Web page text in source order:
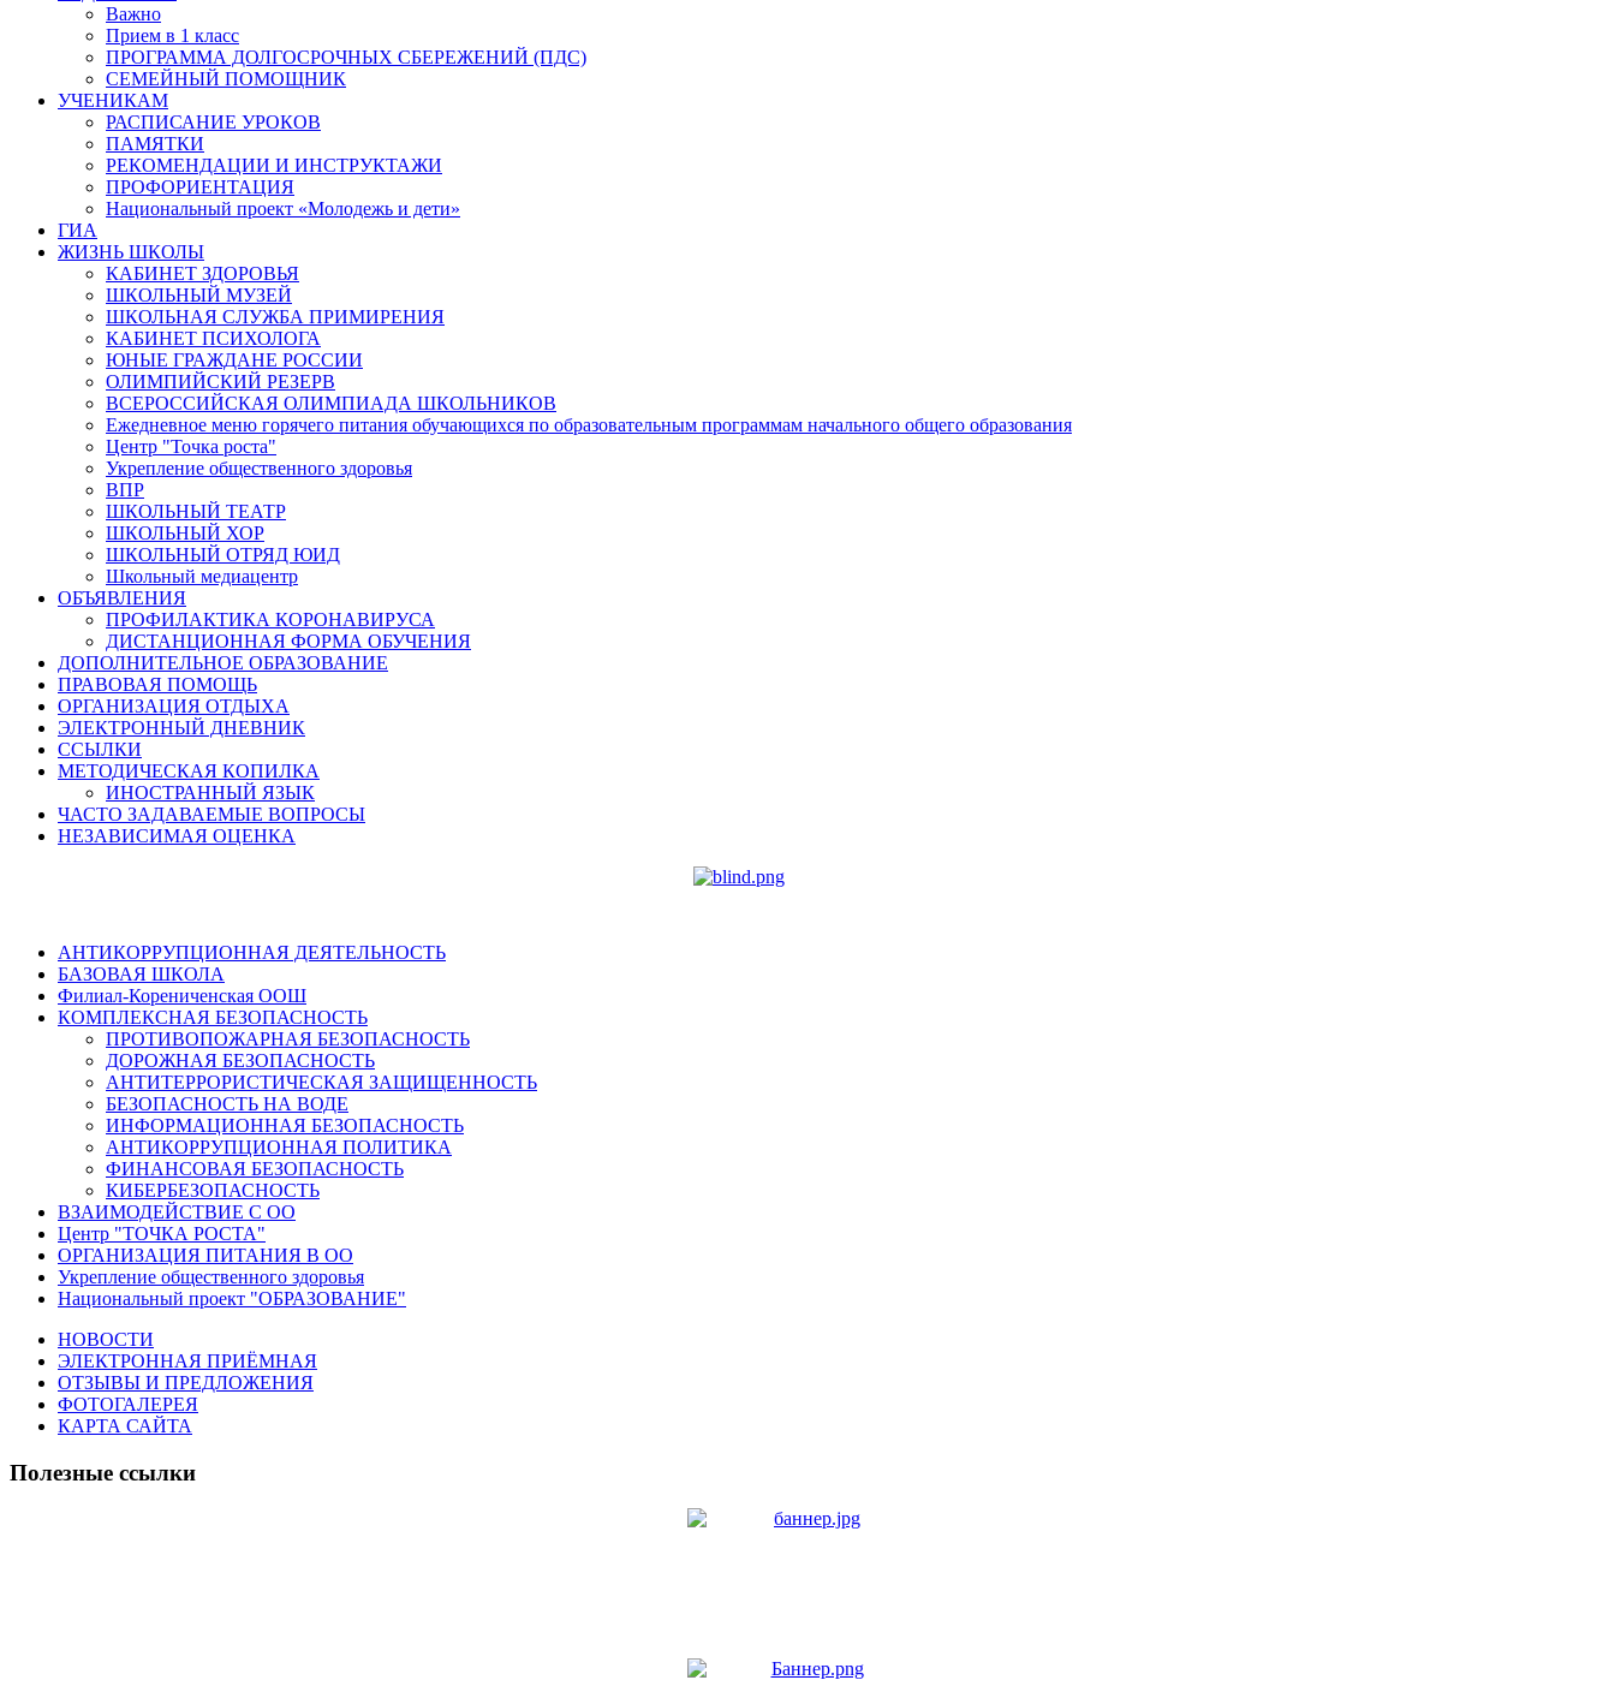
Важно
Прием в 1 класс
ПРОГРАММА ДОЛГОСРОЧНЫХ СБЕРЕЖЕНИЙ (ПДС)
СЕМЕЙНЫЙ ПОМОЩНИК
УЧЕНИКАМ
РАСПИСАНИЕ УРОКОВ
ПАМЯТКИ
РЕКОМЕНДАЦИИ И ИНСТРУКТАЖИ
ПРОФОРИЕНТАЦИЯ
Национальный проект «Молодежь и дети»
ГИА
ЖИЗНЬ ШКОЛЫ
КАБИНЕТ ЗДОРОВЬЯ
ШКОЛЬНЫЙ МУЗЕЙ
ШКОЛЬНАЯ СЛУЖБА ПРИМИРЕНИЯ
КАБИНЕТ ПСИХОЛОГА
ЮНЫЕ ГРАЖДАНЕ РОССИИ
ОЛИМПИЙСКИЙ РЕЗЕРВ
ВСЕРОССИЙСКАЯ ОЛИМПИАДА ШКОЛЬНИКОВ
Ежедневное меню горячего питания обучающихся по образовательным программам начального общего образования
Центр "Точка роста"
Укрепление общественного здоровья
ВПР
ШКОЛЬНЫЙ ТЕАТР
ШКОЛЬНЫЙ ХОР
ШКОЛЬНЫЙ ОТРЯД ЮИД
Школьный медиацентр
ОБЪЯВЛЕНИЯ
ПРОФИЛАКТИКА КОРОНАВИРУСА
ДИСТАНЦИОННАЯ ФОРМА ОБУЧЕНИЯ
ДОПОЛНИТЕЛЬНОЕ ОБРАЗОВАНИЕ
ПРАВОВАЯ ПОМОЩЬ
ОРГАНИЗАЦИЯ ОТДЫХА
ЭЛЕКТРОННЫЙ ДНЕВНИК
ССЫЛКИ
МЕТОДИЧЕСКАЯ КОПИЛКА
ИНОСТРАННЫЙ ЯЗЫК
ЧАСТО ЗАДАВАЕМЫЕ ВОПРОСЫ
НЕЗАВИСИМАЯ ОЦЕНКА
АНТИКОРРУПЦИОННАЯ ДЕЯТЕЛЬНОСТЬ
БАЗОВАЯ ШКОЛА
Филиал-Корениченская ООШ
КОМПЛЕКСНАЯ БЕЗОПАСНОСТЬ
ПРОТИВОПОЖАРНАЯ БЕЗОПАСНОСТЬ
ДОРОЖНАЯ БЕЗОПАСНОСТЬ
АНТИТЕРРОРИСТИЧЕСКАЯ ЗАЩИЩЕННОСТЬ
БЕЗОПАСНОСТЬ НА ВОДЕ
ИНФОРМАЦИОННАЯ БЕЗОПАСНОСТЬ
АНТИКОРРУПЦИОННАЯ ПОЛИТИКА
ФИНАНСОВАЯ БЕЗОПАСНОСТЬ
КИБЕРБЕЗОПАСНОСТЬ
ВЗАИМОДЕЙСТВИЕ С ОО
Центр "ТОЧКА РОСТА"
ОРГАНИЗАЦИЯ ПИТАНИЯ В ОО
Укрепление общественного здоровья
Национальный проект "ОБРАЗОВАНИЕ"
НОВОСТИ
ЭЛЕКТРОННАЯ ПРИЁМНАЯ
ОТЗЫВЫ И ПРЕДЛОЖЕНИЯ
ФОТОГАЛЕРЕЯ
КАРТА САЙТА
Полезные ссылки